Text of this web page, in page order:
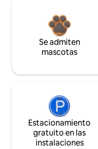
Se admiten
mascotas
Estacionamiento
gratuito en las
instalaciones